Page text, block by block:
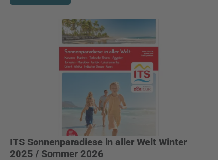
ITS Sonnenparadiese in aller Welt Winter
2025 / Sommer 2026